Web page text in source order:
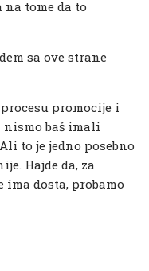
tome da to
sa ove strane
promocije i
baš imali
to je jedno posebno
Hajde da, za
dosta, probamo